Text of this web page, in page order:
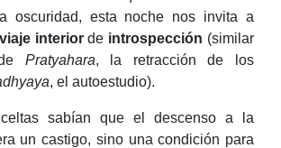
oscuridad, esta noche nos invita a
viaje interiorde introspección (similar
Pratyahara, la retracción de los
, el autoestudio).
sabían que el descenso a la
un castigo, sino una condición para